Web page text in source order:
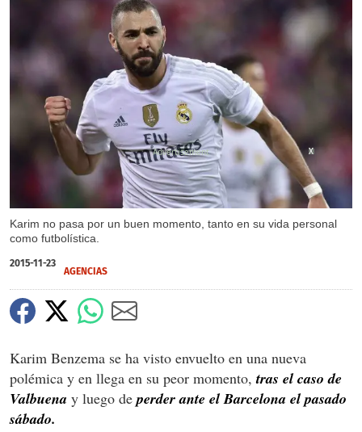
Karim no pasa por un buen momento, tanto en su vida personal
como futbolística.
X
X
2015-11-23
AGENCIAS
Karim Benzema se ha visto envuelto en una nueva
polémica y en llega en su peor momento,tras el caso de
Valbuena y luego de perder ante el Barcelona el pasado
sábado.